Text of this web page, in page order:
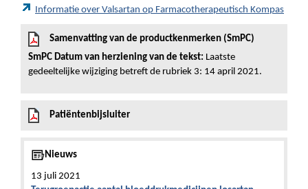
Informatie over Valsartan op Farmacotherapeutisch Kompas
Samenvatting van de productkenmerken (SmPC)
SmPC Datum van herziening van de tekst: Laatste
gedeeltelijke wijziging betreft de rubriek 3: 14 april 2021.
Patiëntenbijsluiter
Nieuws
13 juli 2021